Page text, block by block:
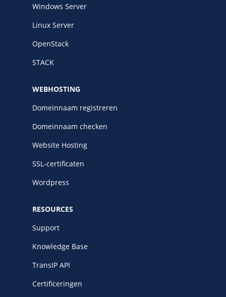
Windows Server
Linux Server
OpenStack
STACK
WEBHOSTING
Domeinnaam registreren
Domeinnaam checken
Website Hosting
SSL-certificaten
Wordpress
RESOURCES
Support
Knowledge Base
TransIP API
Certificeringen